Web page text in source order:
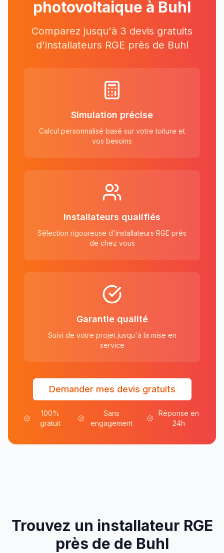
photovoltaique à Buhl
Comparez jusqu'à 3 devis gratuits
d'installateurs RGE près de Buhl
Simulation précise
Calcul personnalisé basé sur votre toiture et
vos besoins
Installateurs qualifiés
Sélection rigoureuse d'installateurs RGE près
de chez vous
Garantie qualité
Suivi de votre projet jusqu'à la mise en
service
Demander mes devis gratuits
100%
gratuit
Sans
engagement
Réponse en
24h
Trouvez un installateur RGE
près de de Buhl